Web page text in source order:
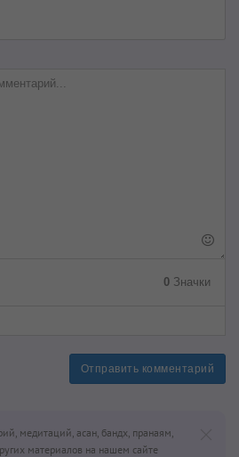
0 Значки
Отправить комментарий
медитаций, асан, бандх, пранаям,
материалов на нашем сайте